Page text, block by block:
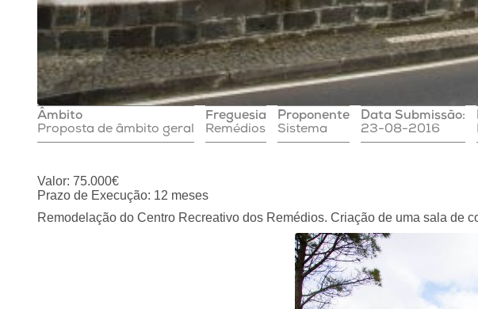
Âmbito
Proposta de âmbito geral
Freguesia
Remédios
Proponente
Sistema
Data Submissão:
23-08-2016
Valor: 75.000€
Prazo de Execução: 12 meses
Remodelação do Centro Recreativo dos Remédios. Criação de uma sala de